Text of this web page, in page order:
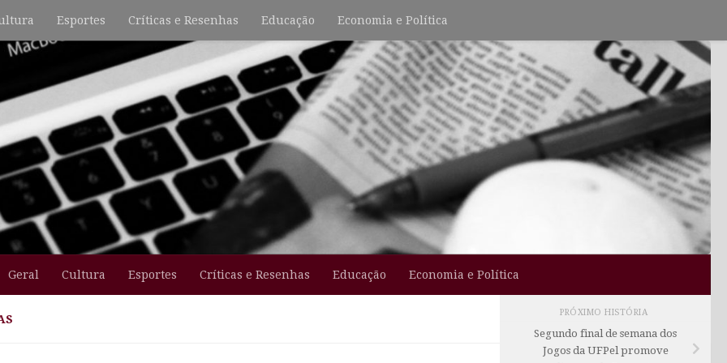
Esportes Críticas e Resenhas Educação Economia e Política
Geral Cultura Esportes Críticas e Resenhas Educação Economia e Política
PRÓXIMO HISTÓRIA
Segundo final de semana dos
Jogos da UFPel promove